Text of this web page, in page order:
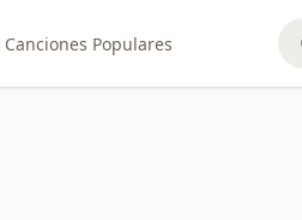
Canciones Populares